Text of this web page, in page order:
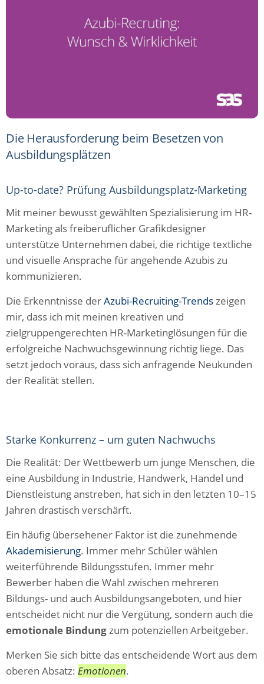
Die Herausforderung beim Besetzen von
Ausbildungsplätzen
Up-to-date? Prüfung Ausbildungsplatz-Marketing
Mit meiner bewusst gewählten Spezialisierung im HR-
Marketing als freiberuflicher Grafikdesigner
unterstütze Unternehmen dabei, die richtige textliche
und visuelle Ansprache für angehende Azubis zu
kommunizieren.
Die Erkenntnisse derAzubi-Recruiting-Trendszeigen
mir, dass ich mit meinen kreativen und
zielgruppengerechten HR-Marketinglösungen für die
erfolgreiche Nachwuchsgewinnung richtig liege. Das
setzt jedoch voraus, dass sich anfragende Neukunden
der Realität stellen.
Starke Konkurrenz – um guten Nachwuchs
Die Realität: Der Wettbewerb um junge Menschen, die
eine Ausbildung in Industrie, Handwerk, Handel und
Dienstleistung anstreben, hat sich in den letzten 10–15
Jahren drastisch verschärft.
Ein häufig übersehener Faktor ist die zunehmende
Akademisierung. Immer mehr Schüler wählen
weiterführende Bildungsstufen. Immer mehr
Bewerber haben die Wahl zwischen mehreren
Bildungs- und auch Ausbildungsangeboten, und hier
entscheidet nicht nur die Vergütung, sondern auch die
emotionale Bindungzum potenziellen Arbeitgeber.
Merken Sie sich bitte das entscheidende Wort aus dem
oberen Absatz: Emotionen.